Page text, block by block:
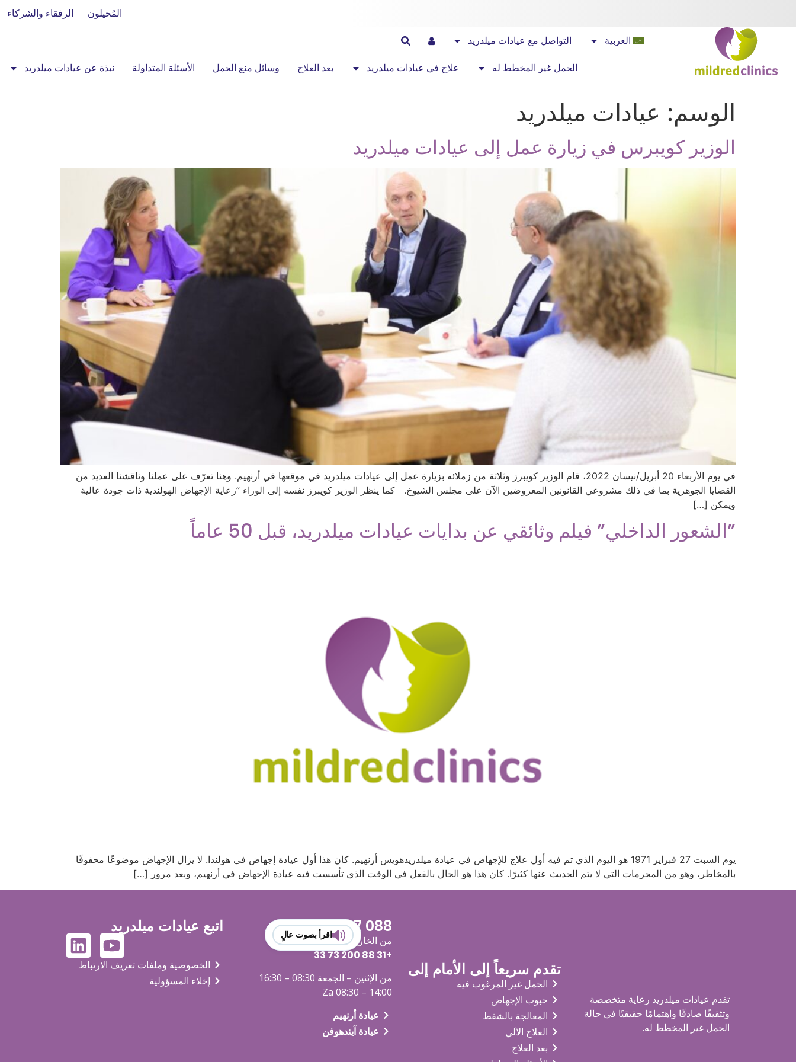
المُحيلون
الرفقاء والشركاء
العربية
التواصل مع عيادات ميلدريد
الحمل غير المخطط له
علاج في عيادات ميلدريد بعد العلاج وسائل منع الحمل الأسئلة المتداولة نبذة عن عيادات ميلدريد
الوسم: عيادات ميلدريد
الوزير كويبرس في زيارة عمل إلى عيادات ميلدريد
في يوم الأربعاء 20 أبريل/نيسان 2022، قام الوزير كويبرز وثلاثة من زملائه بزيارة عمل إلى عيادات ميلدريد في موقعها في أرنهيم. وهنا تعرّف على عملنا وناقشنا العديد من
القضايا الجوهرية بما في ذلك مشروعي القانونين المعروضين الآن على مجلس الشيوخ. كما ينظر الوزير كويبرز نفسه إلى الوراء ”رعاية الإجهاض الهولندية ذات جودة عالية
ويمكن […]
”الشعور الداخلي” فيلم وثائقي عن بدايات عيادات ميلدريد، قبل 50 عاماً
يوم السبت 27 فبراير 1971 هو اليوم الذي تم فيه أول علاج للإجهاض في عيادة ميلدريدهويس أرنهيم. كان هذا أول عيادة إجهاض في هولندا. لا يزال الإجهاض موضوعًا محفوفًا
بالمخاطر، وهو من المحرمات التي لا يتم الحديث عنها كثيرًا. كان هذا هو الحال بالفعل في الوقت الذي تأسست فيه عيادة الإجهاض في أرنهيم، وبعد مرور […]
تقدم عيادات ميلدريد رعاية متخصصة
وتثقيفًا صادقًا واهتمامًا حقيقيًا في حالة
الحمل غير المخطط له.
اقرأ بصوت عالٍ
تقدم سريعاً إلى الأمام إلى
الحمل غير المرغوب فيه
حبوب الإجهاض
المعالجة بالشفط
العلاج الآلي
بعد العلاج
088 2007 333
من الخارج
+31 88 200 73
33
من الإثنين – الجمعة 08:30 – 16:30
Za 08:30 – 14:00
عيادة أرنهيم
عيادة آيندهوفن
اتبع عيادات ميلدريد
الخصوصية وملفات تعريف الارتباط
إخلاء المسؤولية